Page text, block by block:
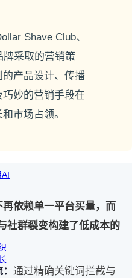
Shave Club、
牌采取的营销策
产品设计、传播
妙的营销手段在
市场占领。
依赖单一平台买量，而
社群裂变构建了低成本的
通过精确关键词拦截与